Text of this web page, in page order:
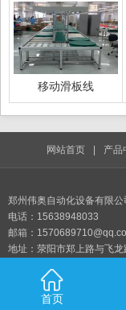
移动滑板线
网站首页 产品
郑州伟奥自动化设备有限公
电话：15638948033
邮箱：
地址：荥阳市郑上路与飞龙
首页